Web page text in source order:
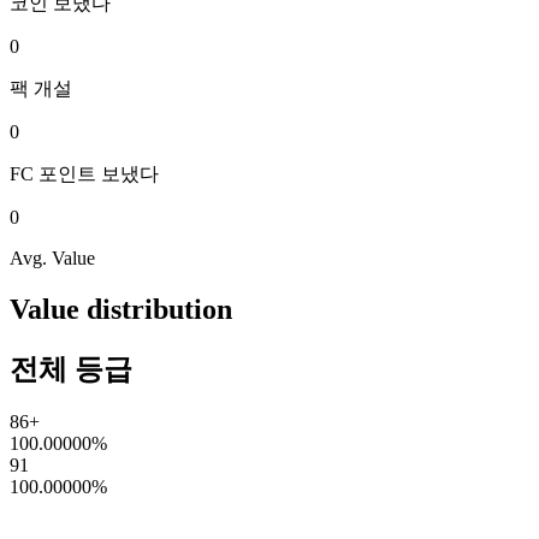
0
팩 개설
0
FC 포인트 보냈다
0
Avg. Value
Value distribution
전체 등급
86+
100.00000%
91
100.00000%